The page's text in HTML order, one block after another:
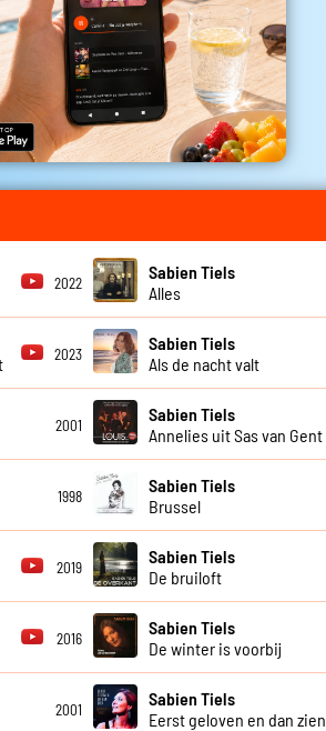
2022
Sabien Tiels
Alles
2023
Sabien Tiels
Als de nacht valt
2001
Sabien Tiels
Annelies uit Sas van Gent
1998
Sabien Tiels
Brussel
2019
Sabien Tiels
De bruiloft
2016
Sabien Tiels
De winter is voorbij
2001
Sabien Tiels
Eerst geloven en dan zien